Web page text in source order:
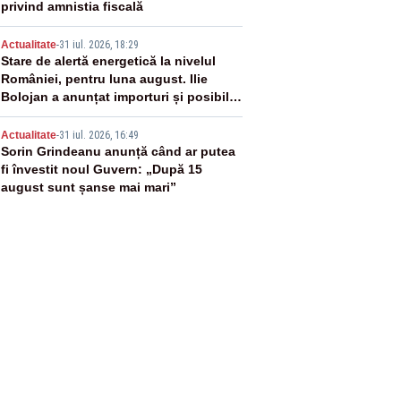
privind amnistia fiscală
Actualitate-31 iul. 2026, 18:29
Stare de alertă energetică la nivelul
României, pentru luna august. Ilie
Bolojan a anunțat importuri și posibile
restricții – VIDEO
Actualitate-31 iul. 2026, 16:49
Sorin Grindeanu anunță când ar putea
fi învestit noul Guvern: „După 15
august sunt șanse mai mari”